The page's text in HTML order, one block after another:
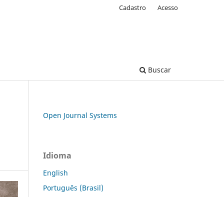
Buscar
Cadastro Acesso
Open Journal Systems
Idioma
English
Português (Brasil)